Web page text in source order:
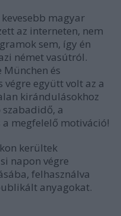
magyar
az interneten, nem
sem, így én
német vasútról.
München és
végre együtt volt az a
kirándulásokhoz
a
a megfelelő motiváció!
kerültek
napon végre
felhasználva
anyagokat.